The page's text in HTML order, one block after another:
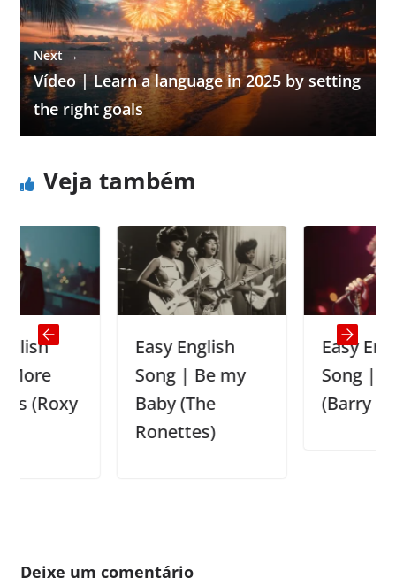
Next →
Vídeo | Learn a language in 2025 by setting
the right goals
Veja também
Easy English
Song | Be my
Baby (The
Ronettes)
Easy English
Song | Mandy
(Barry
Deixe um comentário